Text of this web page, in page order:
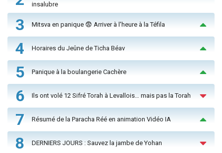
insalubre
3 Mitsva en panique 😨 Arriver à l'heure à la Téfila
4 Horaires du Jeûne de Ticha Béav
5 Panique à la boulangerie Cachère
6 Ils ont volé 12 Sifré Torah à Levallois… mais pas la Torah
7 Résumé de la Paracha Réé en animation Vidéo IA
8 DERNIERS JOURS : Sauvez la jambe de Yohan